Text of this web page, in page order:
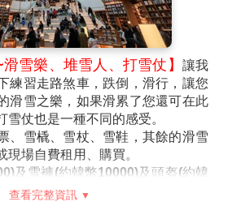
滑雪樂、堆雪人、打雪仗】
讓我
練習走路煞車，跌倒，滑行，讓您
滑雪之樂，如果滑累了您還可在此
雪仗也是一種不同的感受。
、雪橇、雪杖、雪鞋，其餘的滑雪
現場自費租用、購買。
及雪褲(約韓幣10000)及頭盔(約韓
韓幣5000)及手套(約韓幣15000)，
查看完整資訊